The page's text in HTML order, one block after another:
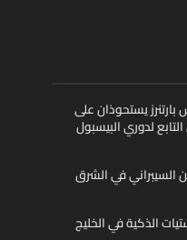
يستحوذان على
لدوري البيسبول
السيبراني في الشرق